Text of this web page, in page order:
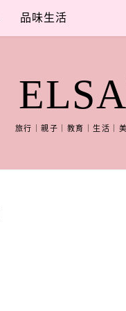
品味生活
旅行｜親子｜教育｜生活｜